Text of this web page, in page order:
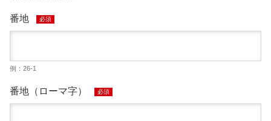
番地 必須
例：26-1
番地（ローマ字） 必須